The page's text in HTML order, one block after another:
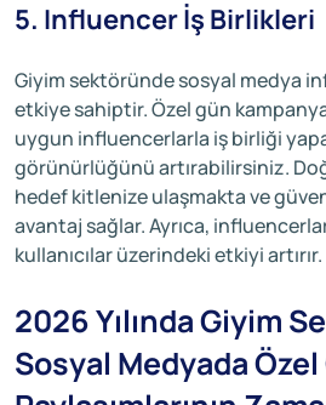
5. Influencer İş Birlikleri
Giyim sektöründe sosyal medya
etkiye sahiptir. Özel gün
uygun influencerlarla iş birliği
görünürlüğünü artırabilirsiniz.
hedef kitlenize ulaşmakta ve
avantaj sağlar. Ayrıca,
kullanıcılar üzerindeki etkiyi artırır.
2026 Yılında Giyim
Sosyal Medyada Özel